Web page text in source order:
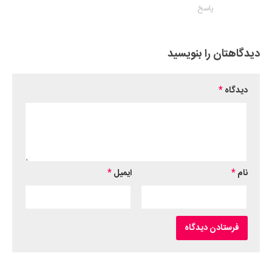
پاسخ
دیدگاهتان را بنویسید
دیدگاه*
نام* ایمیل*